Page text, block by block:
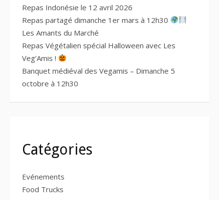
Repas Indonésie le 12 avril 2026
Repas partagé dimanche 1er mars à 12h30
Les Amants du Marché
Repas Végétalien spécial Halloween avec Les
Veg’Amis !
Banquet médiéval des Vegamis – Dimanche 5
octobre à 12h30
Catégories
Evénements
Food Trucks